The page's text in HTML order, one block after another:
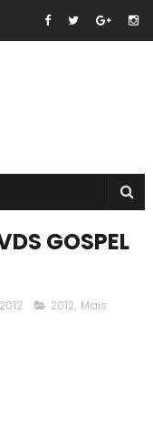
GOSPEL
2012, Mais